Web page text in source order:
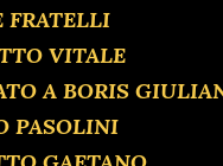
VITALE
A BORIS
PASOLINI